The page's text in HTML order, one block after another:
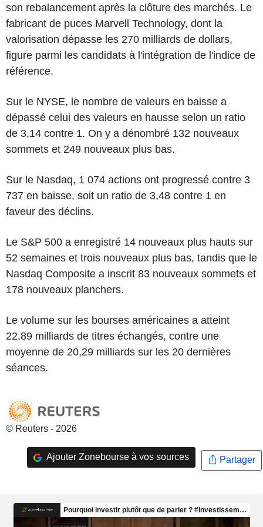
son rebalancement après la clôture des marchés. Le
fabricant de puces Marvell Technology, dont la
valorisation dépasse les 270 milliards de dollars,
figure parmi les candidats à l'intégration de l'indice de
référence.
Sur le NYSE, le nombre de valeurs en baisse a
dépassé celui des valeurs en hausse selon un ratio
de 3,14 contre 1. On y a dénombré 132 nouveaux
sommets et 249 nouveaux plus bas.
Sur le Nasdaq, 1 074 actions ont progressé contre 3
737 en baisse, soit un ratio de 3,48 contre 1 en
faveur des déclins.
Le S&P 500 a enregistré 14 nouveaux plus hauts sur
52 semaines et trois nouveaux plus bas, tandis que le
Nasdaq Composite a inscrit 83 nouveaux sommets et
178 nouveaux planchers.
Le volume sur les bourses américaines a atteint
22,89 milliards de titres échangés, contre une
moyenne de 20,29 milliards sur les 20 dernières
séances.
© Reuters - 2026
Ajouter Zonebourse à vos sources Partager